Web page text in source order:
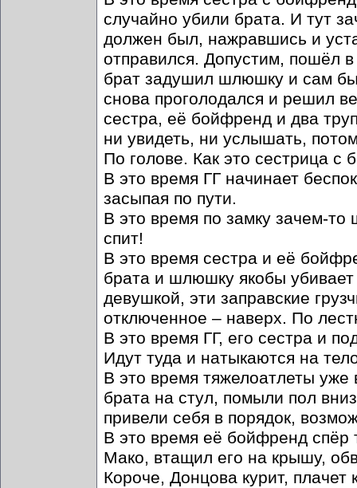
случайно убили брата. И тут
должен был, нажравшись и
отправился. Допустим, пошёл
брат задушил шлюшку и сам
снова проголодался и решил
сестра, её бойфренд и два
ни увидеть, ни услышать,
По голове. Как это сестрица с
В это время ГГ начинает
засыпая по пути.
В это время по замку зачем-то
спит!
В это время сестра и её
брата и шлюшку якобы
девушкой, эти заправские
отключенное – наверх. По
В это время ГГ, его сестра и
Идут туда и натыкаются на
В это время тяжелоатлеты уже
брата на стул, помыли пол
привели себя в порядок,
В это время её бойфренд
Мако, втащил его на крышу,
Короче, Донцова курит,